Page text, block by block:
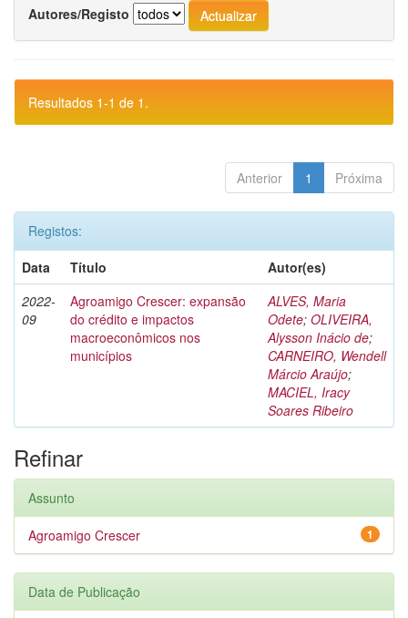
Autores/Registo
Resultados 1-1 de 1.
Anterior 1 Próxima
Registos:
Data
Título
Autor(es)
2022-
09
Agroamigo Crescer: expansão
do crédito e impactos
macroeconômicos nos
municípios
ALVES, Maria
Odete; OLIVEIRA,
Alysson Inácio de;
CARNEIRO, Wendell
Márcio Araújo;
MACIEL, Iracy
Soares Ribeiro
Refinar
Assunto
1
Agroamigo Crescer
Data de Publicação